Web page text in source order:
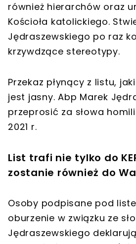
również hierarchów oraz
Kościoła katolickiego.
Jędraszewskiego po raz
krzywdzące stereotypy.
Przekaz płynący z listu, jaki
jest jasny. Abp Marek
przeprosić za słowa
2021 r.
List trafi nie tylko do
zostanie również do
Osoby podpisane pod
oburzenie w związku ze
Jędraszewskiego